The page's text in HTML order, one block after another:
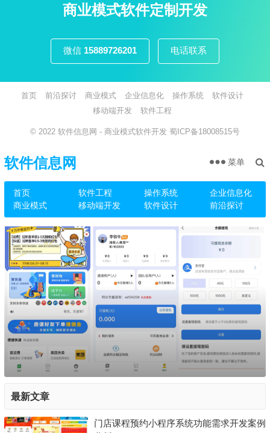
商业模式软件定制开发
微信 15889726201 电话联系
首页 前沿探讨 商业模式 企业信息化 操作系统
软件设计
移动端开发
软件工程
© 2022 软件信息网 - 商业模式软件开发 蜀ICP备18008515号
软件信息网
首页 软件工程 操作系统
企业信息化
商业模式
移动端开发 软件设计 前沿探讨
菜单
最新文章
门店课程预约小程序系统功能需求开发案例